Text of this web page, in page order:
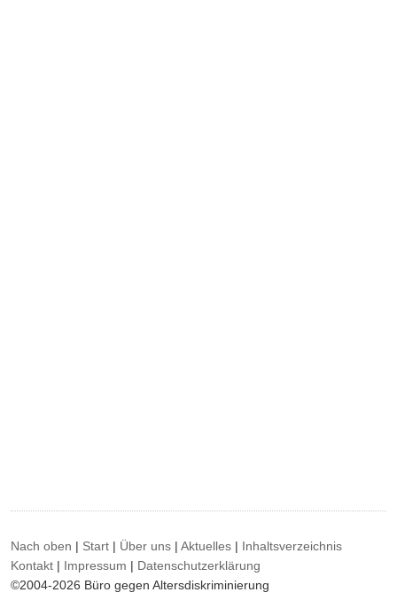
Nach oben | Start | Über uns |Aktuelles | Inhaltsverzeichnis
Kontakt | Impressum | Datenschutzerklärung
©2004-2026 Büro gegen Altersdiskriminierung